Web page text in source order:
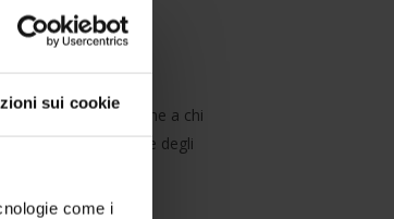
sui cookie
come i
ma è aperto anche a chi
e la conclusione degli